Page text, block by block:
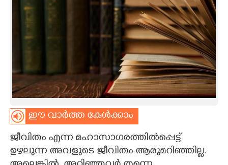
ART
ASTRO
CARTOONS
ഈ വാർത്ത കേൾക്കാം
ജീവിതം എന്ന മഹാസാഗരത്തിൽപ്പെട്ട്
ഉഴലുന്ന അവളുടെ ജീവിതം ആരുമറിഞ്ഞില്ല.